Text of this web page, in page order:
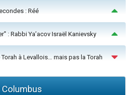
: Réé
: Rabbi Ya’acov Israël Kanievsky
à Levallois… mais pas la Torah